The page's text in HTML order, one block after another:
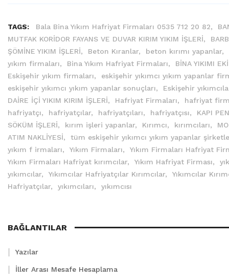
TAGS: Bala Bina Yıkım Hafriyat Firmaları 0535 712 20 82,
MUTFAK KORİDOR FAYANS VE DUVAR KIRIM YIKIM İŞLERİ,
ŞÖMİNE YIKIM İŞLERİ,
Beton Kıranlar,
beton kırımı yapanlar,
yıkım firmaları,
Bina Yıkım Hafriyat Firmaları,
BİNA YIKIMI
Eskişehir yıkım firmaları,
eskişehir yıkımcı yıkım yapanlar
eskişehir yıkımcı yıkım yapanlar sonuçları,
Eskişehir
DAİRE İÇİ YIKIM KIRIM İŞLERİ,
Hafriyat Firmaları,
hafriyat
hafriyatçı,
hafriyatçılar, hafriyatçıları, hafriyatçısı,
KAPI
SÖKÜM İŞLERİ,
kırım işleri yapanlar, Kırımcı, kırımcıları,
ATIM NAKLİYESİ,
tüm eskişehir yıkımcı yıkım yapanlar
yıkım f irmaları,
Yıkım Firmaları,
Yıkım Firmaları Hafriyat
Yıkım Firmaları Hafriyat kırımcılar,
Yıkım Hafriyat Firması,
yıkımcılar,
Yıkımcılar Hafriyatçılar Kırımcılar,
Yıkımcılar
Hafriyatçılar,
yıkımcıları, yıkımcısı
BAĞLANTILAR
Yazılar
İller Arası Mesafe Hesaplama